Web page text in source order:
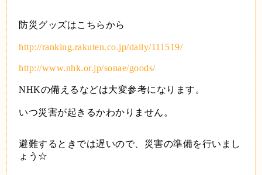
防災グッズはこちらから
http://ranking.rakuten.co.jp/daily/111519/
http://www.nhk.or.jp/sonae/goods/
NHKの備えるなどは大変参考になります。
いつ災害が起きるかわかりません。
避難するときでは遅いので、災害の準備を行いまし
ょう☆